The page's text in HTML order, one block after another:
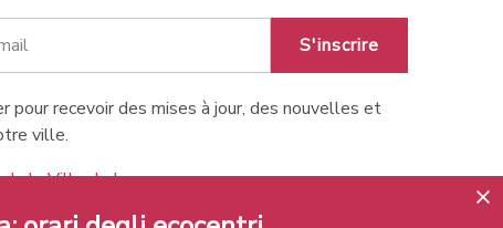
S'inscrire
pour recevoir des mises à jour, des nouvelles et
ville.
la Ville de Lugano